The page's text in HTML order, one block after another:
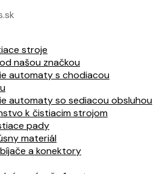
stroje
našou značkou
automaty s chodiacou
automaty so sediacou obsluhou
k čistiacim strojom
pady
materiál
a konektory